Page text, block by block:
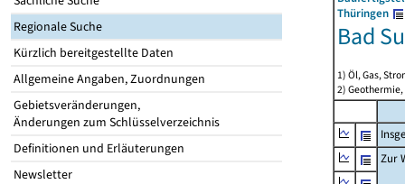
Regionale Suche
Kürzlich bereitgestellte Daten
Allgemeine Angaben, Zuordnungen
Gebietsveränderungen,
Änderungen zum Schlüsselverzeichnis
Definitionen und Erläuterungen
Newsletter
Thüringen
Bad
1) Öl, Gas,
2)
Zur